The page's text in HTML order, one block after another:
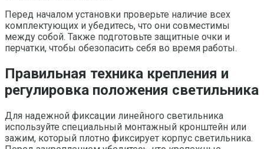
Перед началом установки проверьте наличие всех
комплектующих и убедитесь, что они совместимы
между собой. Также подготовьте защитные очки и
перчатки, чтобы обезопасить себя во время работы.
Правильная техника крепления и
регулировка положения светильника
Для надежной фиксации линейного светильника
используйте специальный монтажный кронштейн или
зажим, который плотно фиксирует корпус светильника.